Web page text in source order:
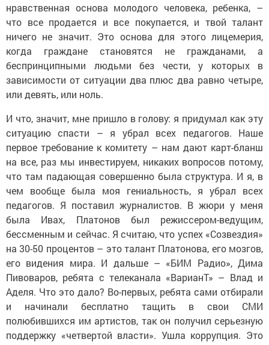
нравственная основа молодого человека, ребенка, –
что все продается и все покупается, и твой талант
ничего не значит. Это основа для этого лицемерия,
когда граждане становятся не гражданами, а
беспринципными людьми без чести, у которых в
зависимости от ситуации два плюс два равно четыре,
или девять, или ноль.
И что, значит, мне пришло в голову: я придумал как эту
ситуацию спасти – я убрал всех педагогов. Наше
первое требование к комитету – нам дают карт-бланш
на все, раз мы инвестируем, никаких вопросов потому,
что там падающая совершенно была структура. И я, в
чем вообще была моя гениальность, я убрал всех
педагогов. Я поставил журналистов. В жюри у меня
была Ивах, Платонов был режиссером-ведущим,
бессменным и сейчас. Я считаю, что успех «Созвездия»
на 30-50 процентов – это талант Платонова, его мозгов,
его видения мира. И дальше – «БИМ Радио», Дима
Пивоваров, ребята с телеканала «ВарианТ» – Влад и
Аделя. Что это дало? Во-первых, ребята сами отбирали
и начинали бесплатно тащить в свои СМИ
полюбившихся им артистов, так он получил серьезную
поддержку «четвертой власти». Ушла коррупция. Это